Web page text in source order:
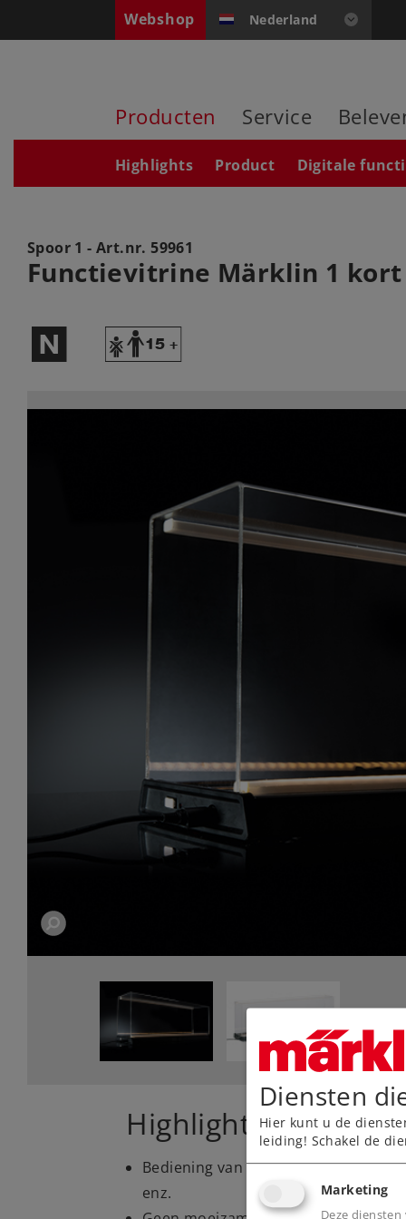
Webshop Nederland
Producten Service
Highlights Product Digitale
Spoor 1 - Art.nr. 59961
Functievitrine Märklin 1 kort
$ Y
Highlights
Bediening van de locfuncties via
enz.
Diensten
Hier kunt u de
leiding! Schakel de
Marketing
Deze